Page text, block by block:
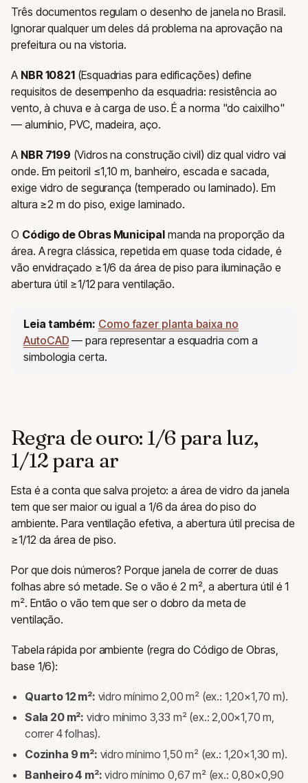
Três documentos regulam o desenho de janela no Brasil.
Ignorar qualquer um deles dá problema na aprovação na
prefeitura ou na vistoria.
A NBR 10821 (Esquadrias para edificações) define
requisitos de desempenho da esquadria: resistência ao
vento, à chuva e à carga de uso. É a norma "do caixilho"
— alumínio, PVC, madeira, aço.
A NBR 7199 (Vidros na construção civil) diz qual vidro vai
onde. Em peitoril ≤1,10 m, banheiro, escada e sacada,
exige vidro de segurança (temperado ou laminado). Em
altura ≥2 m do piso, exige laminado.
O Código de Obras Municipalmanda na proporção da
área. A regra clássica, repetida em quase toda cidade, é
vão envidraçado ≥1/6 da área de piso para iluminação e
abertura útil ≥1/12 para ventilação.
Leia também: Como fazer planta baixa no
AutoCAD — para representar a esquadria com a
simbologia certa.
Regra de ouro: 1/6 para luz,
1/12 para ar
Esta é a conta que salva projeto: a área de vidro da janela
tem que ser maior ou igual a 1/6 da área do piso do
ambiente. Para ventilação efetiva, a abertura útil precisa de
≥1/12 da área de piso.
Por que dois números? Porque janela de correr de duas
folhas abre só metade. Se o vão é 2 m², a abertura útil é 1
m². Então o vão tem que ser o dobro da meta de
ventilação.
Tabela rápida por ambiente (regra do Código de Obras,
base 1/6):
Quarto 12 m²: vidro mínimo 2,00 m² (ex.: 1,20×1,70 m).
Sala 20 m²: vidro mínimo 3,33 m² (ex.: 2,00×1,70 m,
correr 4 folhas).
Cozinha 9 m²: vidro mínimo 1,50 m² (ex.: 1,20×1,30 m).
Banheiro 4 m²: vidro mínimo 0,67 m² (ex.: 0,80×0,90